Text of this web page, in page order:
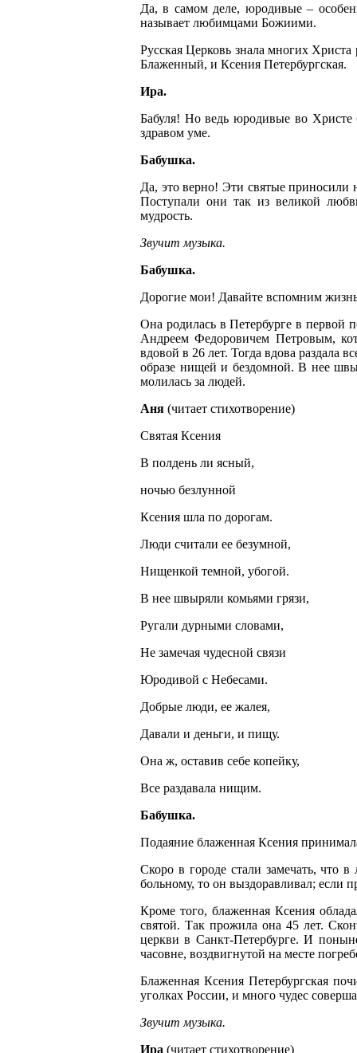
Да, в самом деле, юродивые –
называет любимцами Божиими.
Русская Церковь знала многих
Блаженный, и Ксения Петербургская.
Ира.
Бабуля! Но ведь юродивые во
здравом уме.
Бабушка.
Да, это верно! Эти святые приносили
Поступали они так из великой
мудрость.
Звучит музыка.
Бабушка.
Дорогие мои! Давайте вспомним
Она родилась в Петербурге в
Андреем Федоровичем Петровым,
вдовой в 26 лет. Тогда вдова раздала
образе нищей и бездомной. В нее
молилась за людей.
Аня (читает стихотворение)
Святая Ксения
В полдень ли ясный,
ночью безлунной
Ксения шла по дорогам.
Люди считали ее безумной,
Нищенкой темной, убогой.
В нее швыряли комьями грязи,
Ругали дурными словами,
Не замечая чудесной связи
Юродивой с Небесами.
Добрые люди, ее жалея,
Давали и деньги, и пищу.
Она ж, оставив себе копейку,
Все раздавала нищим.
Бабушка.
Подаяние блаженная Ксения
Скоро в городе стали замечать, что
больному, то он выздоравливал; если
Кроме того, блаженная Ксения
святой. Так прожила она 45 лет.
церкви в Санкт-Петербурге. И
часовне, воздвигнутой на месте
Блаженная Ксения Петербургская
уголках России, и много чудес
Звучит музыка.
Ира (читает стихотворение)